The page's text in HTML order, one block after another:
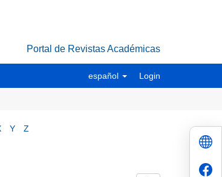
Portal de Revistas Académicas
español Login
Y Z